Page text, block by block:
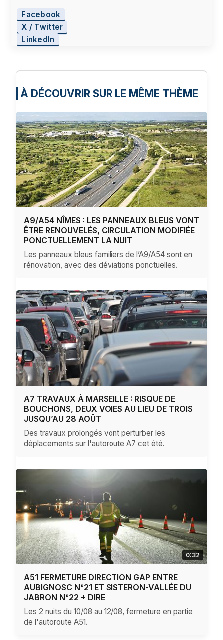
Facebook
X / Twitter
LinkedIn
À DÉCOUVRIR SUR LE MÊME THÈME
A9/A54 NÎMES : LES PANNEAUX BLEUS VONT
ÊTRE RENOUVELÉS, CIRCULATION MODIFIÉE
PONCTUELLEMENT LA NUIT
Les panneaux bleus familiers de l’A9/A54 sont en
rénovation, avec des déviations ponctuelles.
A7 TRAVAUX À MARSEILLE : RISQUE DE
BOUCHONS, DEUX VOIES AU LIEU DE TROIS
JUSQU’AU 28 AOÛT
Des travaux prolongés vont perturber les
déplacements sur l'autoroute A7 cet été.
0:32
A51 FERMETURE DIRECTION GAP ENTRE
AUBIGNOSC N°21 ET SISTERON-VALLÉE DU
JABRON N°22 + DIRE
Les 2 nuits du 10/08 au 12/08, fermeture en partie
de l'autoroute A51.